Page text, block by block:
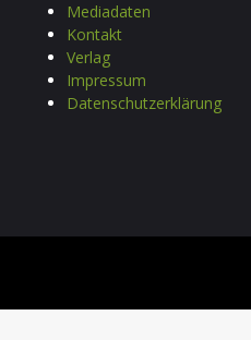
Mediadaten
Kontakt
Verlag
Impressum
Datenschutzerklärung